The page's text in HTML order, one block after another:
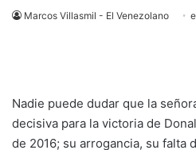
Marcos Villasmil - El Venezolano
Nadie puede dudar que la
decisiva para la victoria de
de 2016; su arrogancia, su falta